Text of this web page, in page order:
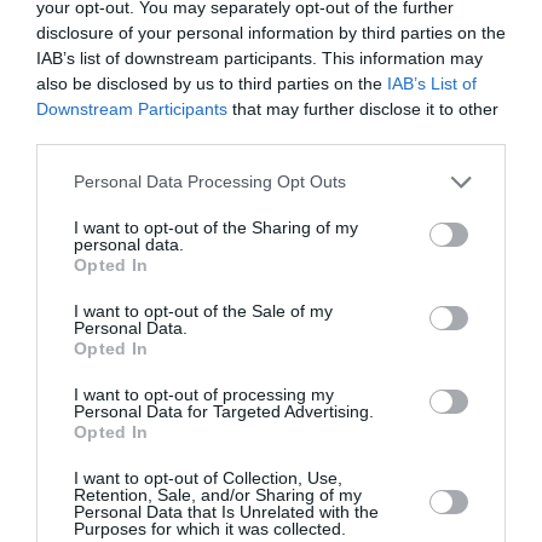
your opt-out. You may separately opt-out of the further
disclosure of your personal information by third parties on the
IAB’s list of downstream participants. This information may
also be disclosed by us to third parties on the IAB’s List of
Downstream Participants that may further disclose it to other
Personal Data Processing Opt Outs
I want to opt-out of the Sharing of my
personal data.
Opted In
I want to opt-out of the Sale of my
Personal Data.
Opted In
I want to opt-out of processing my
Personal Data for Targeted Advertising.
Opted In
I want to opt-out of Collection, Use,
Retention, Sale, and/or Sharing of my
Personal Data that Is Unrelated with the
Purposes for which it was collected.
ποτέ ξανά σε ταινία
Κινηματογράφο
Αγίας Παρασκευής |
10-16/8
Εισπράξεις πάνω
για το “Spider-Man:
Brand New Day”
Αντζελίνα Τζολί θα
κάνει πρεμιέρα τον
Δημοφιλή Άρθρα